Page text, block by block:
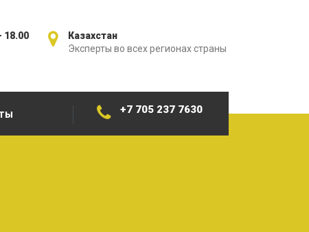
Казахстан
Эксперты во всех регионах страны
18.00
+7 705 237 7630